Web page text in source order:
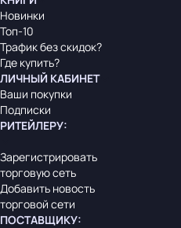
Новинки
Топ-10
Трафик без скидок?
Где купить?
ЛИЧНЫЙ КАБИНЕТ
Ваши покупки
Подписки
РИТЕЙЛЕРУ:
Зарегистрировать
торговую сеть
Добавить новость
торговой сети
ПОСТАВЩИКУ: